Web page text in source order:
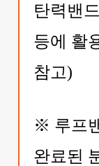
탄력밴
등에 활
참고)
※ 루프
완료된